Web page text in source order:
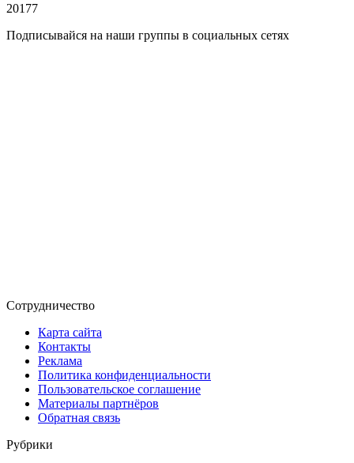
20177
Подписывайся на наши группы в социальных сетях
Сотрудничество
Карта сайта
Контакты
Реклама
Политика конфиденциальности
Пользовательское соглашение
Материалы партнёров
Обратная связь
Рубрики